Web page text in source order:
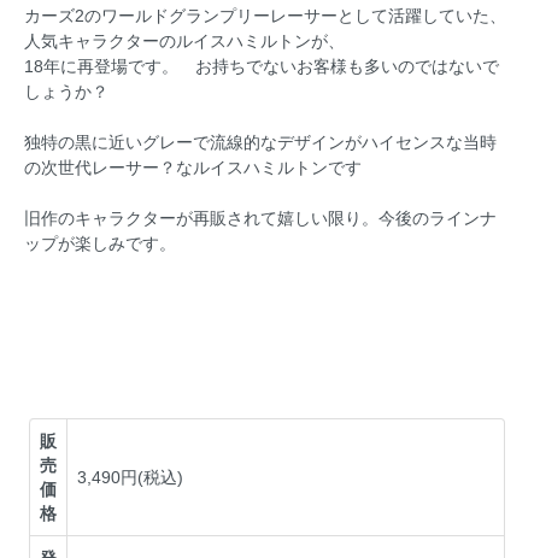
カーズ2のワールドグランプリーレーサーとして活躍していた、
人気キャラクターのルイスハミルトンが、
18年に再登場です。 お持ちでないお客様も多いのではないで
しょうか？
独特の黒に近いグレーで流線的なデザインがハイセンスな当時
の次世代レーサー？なルイスハミルトンです
旧作のキャラクターが再販されて嬉しい限り。今後のラインナ
ップが楽しみです。
販
売
価
格
3,490円(税込)